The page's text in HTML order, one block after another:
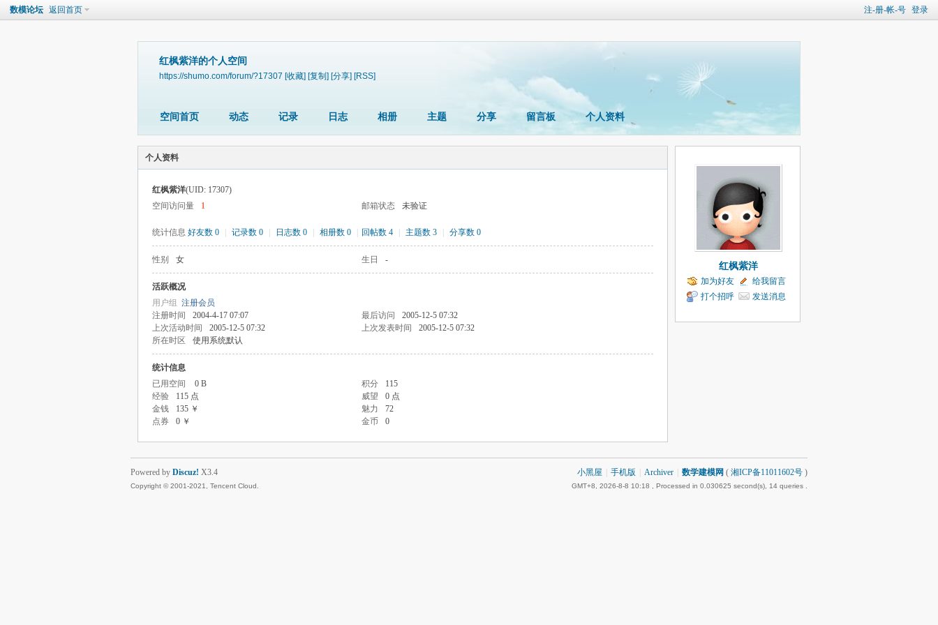
注-册-帐-号 登录
数模论坛 返回首页
红枫紫洋的个人空间
https://shumo.com/forum/?17307 [收藏] [复制] [分享] [RSS]
空间首页 动态 记录 日志 相册 主题 分享 留言板 个人资料
个人资料
红枫紫洋(UID: 17307)
空间访问量
1 邮箱状态 未验证
统计信息 好友数 0 记录数 0 日志数 0 相册数 0 回帖数 4 主题数 3 分享数 0
性别 女 生日 -
活跃概况
用户组 注册会员
注册时间
2004-4-17 07:07 最后访问
2005-12-5 07:32
上次活动时间
2005-12-5 07:32 上次发表时间
2005-12-5 07:32
所在时区
使用系统默认
统计信息
已用空间
0 B 积分
115
经验
115 点 威望
0 点
金钱
135 ￥ 魅力
72
点券
0 ￥ 金币 0
红枫紫洋
加为好友
给我留言
打个招呼
发送消息
小黑屋 手机版 Archiver 数学建模网 ( 湘ICP备11011602号 )
GMT+8, 2026-8-8 10:18 , Processed in 0.030625 second(s), 14 queries .
Powered by Discuz! X3.4
Copyright © 2001-2021, Tencent Cloud.